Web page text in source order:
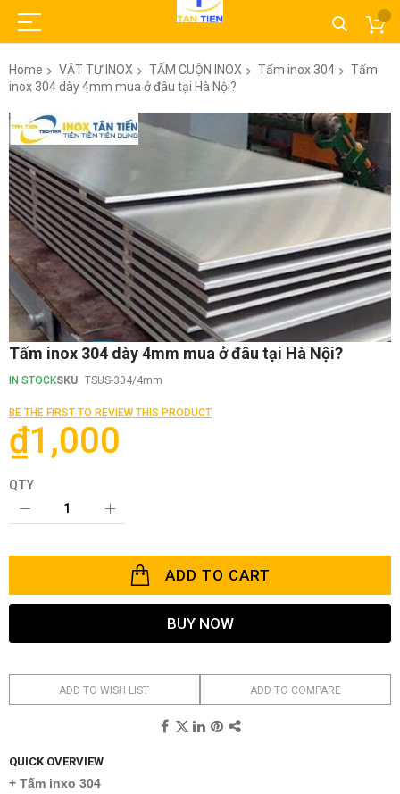
Home VẬT TƯ INOX TẤM CUỘN INOX Tấm inox 304
Tấm
inox 304 dày 4mm mua ở đâu tại Hà Nội?
Skip
the
end
of
the
images
gallery
Skip
the
of
the
images
gallery
Tấm inox 304 dày 4mm mua ở đâu tại Hà Nội?
IN STOCKSKU TSUS-304/4mm
BE THE FIRST TO REVIEW THIS PRODUCT
₫1,000
QTY
ADD TO CART
BUY NOW
ADD TO WISH LIST ADD TO COMPARE
QUICK OVERVIEW
+ Tấm inxo 304